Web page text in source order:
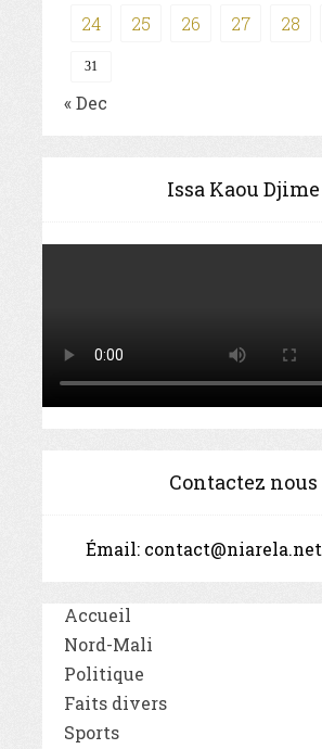
24 25 26 27 28
31
« Dec
Issa Kaou Djime
Contactez nous
Émail: contact@niarela.net
Accueil
Nord-Mali
Politique
Faits divers
Sports